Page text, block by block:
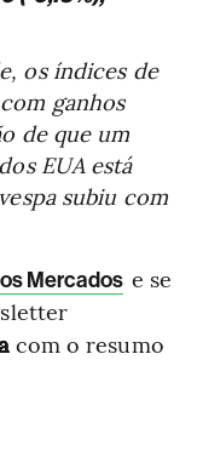
os índices de
ganhos
de que um
EUA está
subiu com
Mercados e se
com o resumo